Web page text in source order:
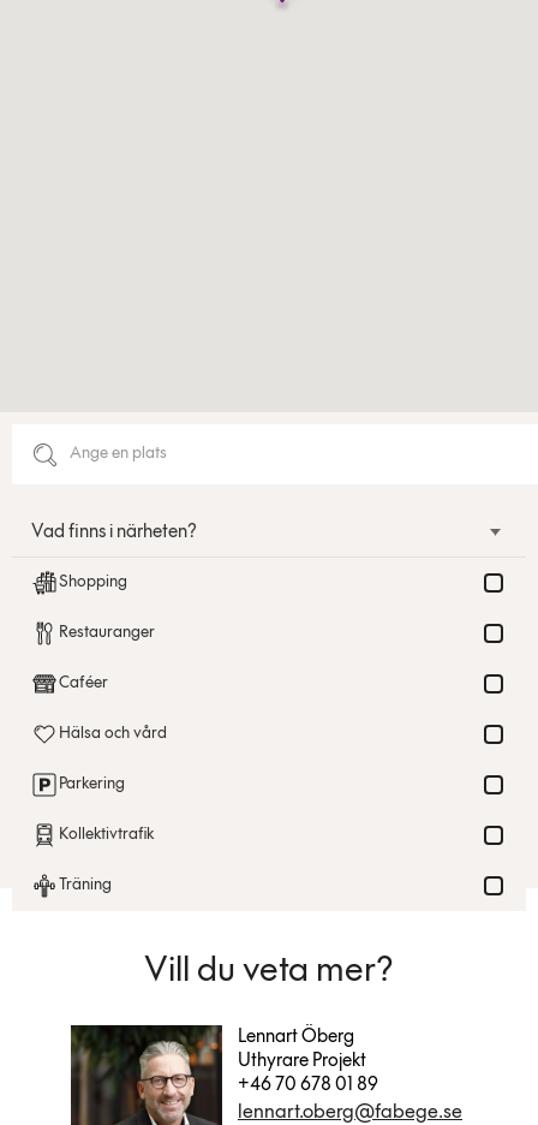
Vad finns i närheten?
Shopping
Restauranger
Caféer
Hälsa och vård
Parkering
Kollektivtrafik
Träning
Vill du veta mer?
Lennart Öberg
Uthyrare Projekt
+46 70 678 01 89
lennart.oberg@fabege.se